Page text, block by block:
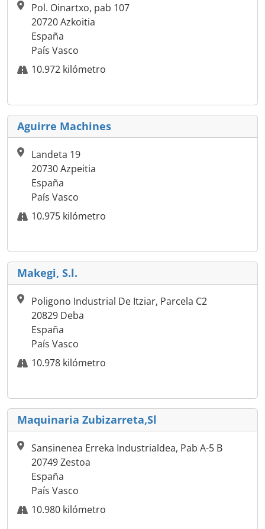
Pol. Oinartxo, pab 107
20720 Azkoitia
España
País Vasco
10.972 kilómetro
Aguirre Machines
Landeta 19
20730 Azpeitia
España
País Vasco
10.975 kilómetro
Makegi, S.l.
Poligono Industrial De Itziar, Parcela C2
20829 Deba
España
País Vasco
10.978 kilómetro
Maquinaria Zubizarreta,Sl
Sansinenea Erreka Industrialdea, Pab A-5 B
20749 Zestoa
España
País Vasco
10.980 kilómetro